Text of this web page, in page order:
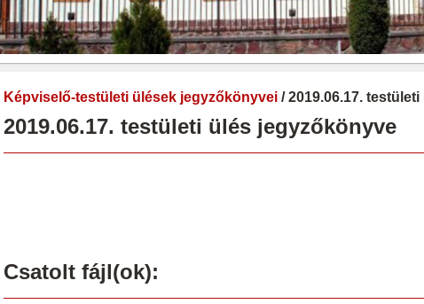
Képviselő-testületi ülések jegyzőkönyvei / 2019.06.17.
2019.06.17. testületi ülés jegyzőkönyve
Csatolt fájl(ok):